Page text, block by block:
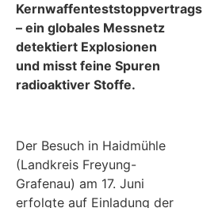
Kernwaffenteststoppvertrags
– ein globales Messnetz
detektiert Explosionen
und misst feine Spuren
radioaktiver Stoffe.
Der Besuch in Haidmühle
(Landkreis Freyung-
Grafenau) am 17. Juni
erfolgte auf Einladung der